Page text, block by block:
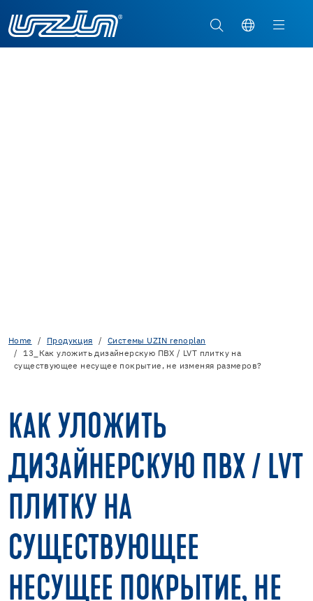
Home Продукция
Cистемы UZIN renoplan
13_Как уложить дизайнерскую ПВХ / LVT плитку на
существующее несущее покрытие, не изменяя размеров?
КАК УЛОЖИТЬ
ДИЗАЙНЕРСКУЮ ПВХ / LVT
ПЛИТКУ НА
СУЩЕСТВУЮЩЕЕ
НЕСУЩЕЕ ПОКРЫТИЕ, НЕ